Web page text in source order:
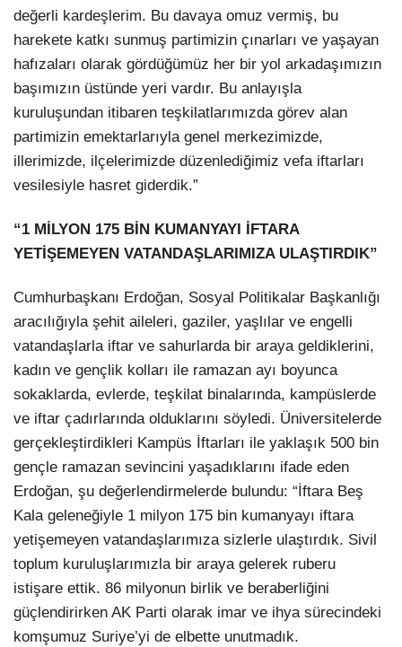
değerli kardeşlerim. Bu davaya omuz vermiş, bu
harekete katkı sunmuş partimizin çınarları ve yaşayan
hafızaları olarak gördüğümüz her bir yol arkadaşımızın
başımızın üstünde yeri vardır. Bu anlayışla
kuruluşundan itibaren teşkilatlarımızda görev alan
partimizin emektarlarıyla genel merkezimizde,
illerimizde, ilçelerimizde düzenlediğimiz vefa iftarları
vesilesiyle hasret giderdik.”
“1 MİLYON 175 BİN KUMANYAYI İFTARA
YETİŞEMEYEN VATANDAŞLARIMIZA ULAŞTIRDIK”
Cumhurbaşkanı Erdoğan, Sosyal Politikalar Başkanlığı
aracılığıyla şehit aileleri, gaziler, yaşlılar ve engelli
vatandaşlarla iftar ve sahurlarda bir araya geldiklerini,
kadın ve gençlik kolları ile ramazan ayı boyunca
sokaklarda, evlerde, teşkilat binalarında, kampüslerde
ve iftar çadırlarında olduklarını söyledi. Üniversitelerde
gerçekleştirdikleri Kampüs İftarları ile yaklaşık 500 bin
gençle ramazan sevincini yaşadıklarını ifade eden
Erdoğan, şu değerlendirmelerde bulundu: “İftara Beş
Kala geleneğiyle 1 milyon 175 bin kumanyayı iftara
yetişemeyen vatandaşlarımıza sizlerle ulaştırdık. Sivil
toplum kuruluşlarımızla bir araya gelerek ruberu
istişare ettik. 86 milyonun birlik ve beraberliğini
güçlendirirken AK Parti olarak imar ve ihya sürecindeki
komşumuz Suriye’yi de elbette unutmadık.